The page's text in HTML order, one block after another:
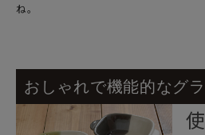
ね。
おしゃれで機能的なグ